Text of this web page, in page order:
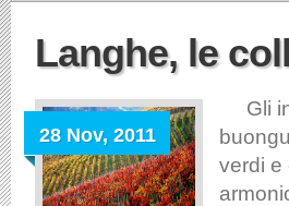
Langhe, le
28 Nov, 2011
Gli
verdi e